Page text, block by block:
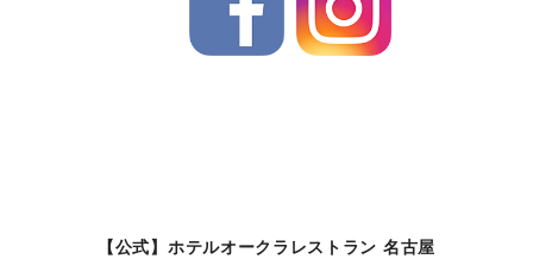
【公式】ホテルオークラレストラン 名古屋